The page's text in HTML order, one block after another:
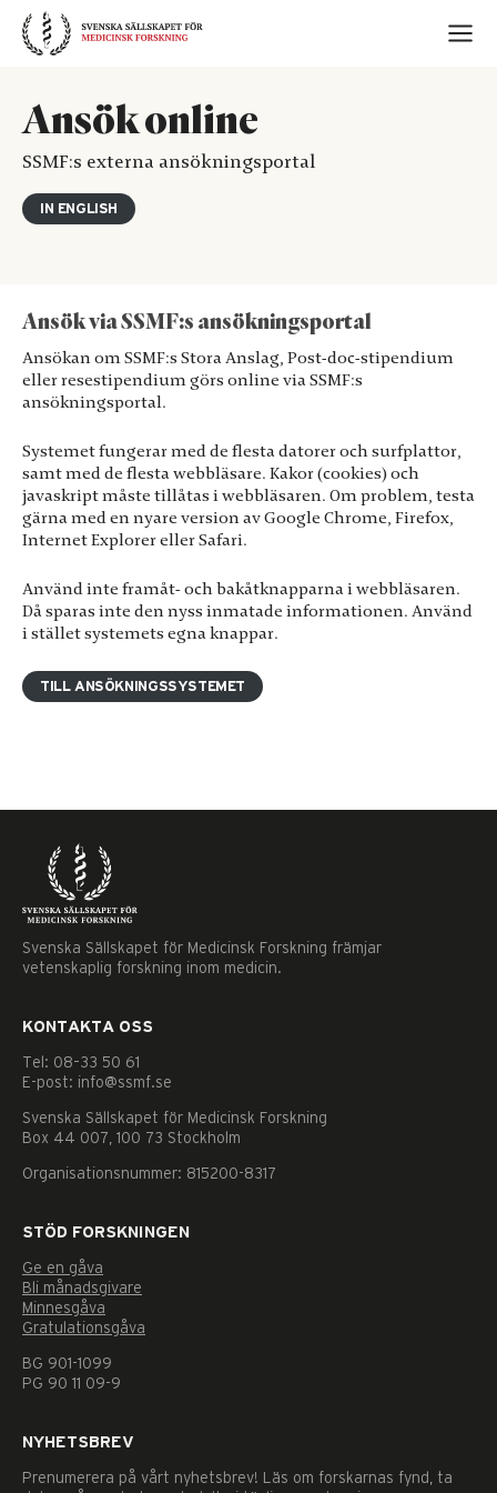
Skip
content
Ansök online
SSMF:s externa ansökningsportal
IN ENGLISH
Ansök via SSMF:s ansökningsportal
Ansökan om SSMF:s Stora Anslag, Post-doc-stipendium
eller resestipendium görs online via SSMF:s
ansökningsportal.
Systemet fungerar med de flesta datorer och surfplattor,
samt med de flesta webbläsare. Kakor (cookies) och
javaskript måste tillåtas i webbläsaren. Om problem, testa
gärna med en nyare version av Google Chrome, Firefox,
Internet Explorer eller Safari.
Använd inte framåt‐ och bakåtknapparna i webbläsaren.
Då sparas inte den nyss inmatade informationen. Använd
i stället systemets egna knappar.
TILL ANSÖKNINGSSYSTEMET
Svenska Sällskapet för Medicinsk Forskning främjar
vetenskaplig forskning inom medicin.
KONTAKTA OSS
Tel: 08–33 50 61
E-post: info@ssmf.se
Svenska Sällskapet för Medicinsk Forskning
Box 44 007, 100 73 Stockholm
Organisationsnummer: 815200-8317
STÖD FORSKNINGEN
Ge en gåva
Bli månadsgivare
Minnesgåva
Gratulationsgåva
BG 901-1099
PG 90 11 09-9
NYHETSBREV
Prenumerera på vårt nyhetsbrev! Läs om forskarnas fynd, ta
Nödvändiga
går inte att
behövs för
att hemsidan
taget ska
fungera.
Statistik
För att vi ska
kunna
förbättra
hemsidans
funktionalitet
uppbyggnad,
baserat på hur
används.